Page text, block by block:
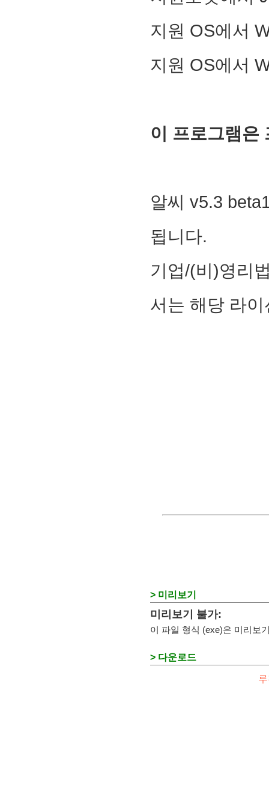
지원 OS에서
지원 OS에서
이 프로그램은
알씨 v5.3
됩니다.
기업/(비)영리
서는 해당 라
> 미리보기
미리보기 불가:
이 파일 형식 (exe)은 미리보
> 다운로드